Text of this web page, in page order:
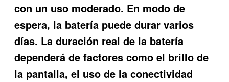
con un uso moderado. En modo de
espera, la batería puede durar varios
días. La duración real de la batería
dependerá de factores como el brillo de
la pantalla, el uso de la conectividad